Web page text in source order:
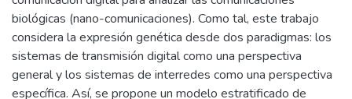
biológicas (nano-comunicaciones). Como tal, este trabajo
considera la expresión genética desde dos paradigmas: los
sistemas de transmisión digital como una perspectiva
general y los sistemas de interredes como una perspectiva
específica. Así, se propone un modelo estratificado de